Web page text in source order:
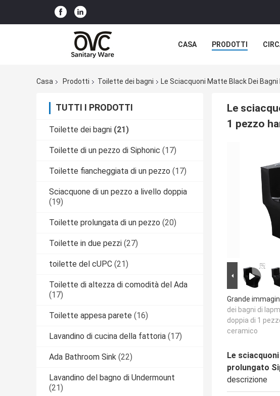
CASA PRODOTTI
Casa Prodotti Toilette dei bagni Le Sciacquoni Matte Black Dei
TUTTI I PRODOTTI
Toilette dei bagni (21)
Toilette di un pezzo di Siphonic (17)
Toilette fiancheggiata di un pezzo (17)
Sciacquone di un pezzo a livello doppia
(19)
Toilette prolungata di un pezzo (20)
Toilette in due pezzi (27)
toilette del cUPC (21)
Toilette di altezza di comodità del Ada
(17)
Toilette appesa parete (16)
Lavandino di cucina della fattoria (17)
Ada Bathroom Sink (22)
Lavandino del bagno di Undermount
(21)
Le
1 pezzo
Grande
dei bagni di
doppia di 1
ceramico
Le
prolungato
descrizione